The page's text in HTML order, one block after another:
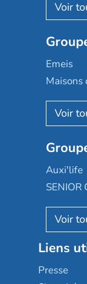
Les
Mobicap
Domusvi
Happy
Aquarelia
Nexity
Les
Occitalia
Reseda
Stella
Les
Sérénys
Emeis
Maisons
Korian
Emera
Groupe
Le Noble
Almage
Résidalya
Groupe
Auxi'life
SENIOR
AGE
Liens
Presse